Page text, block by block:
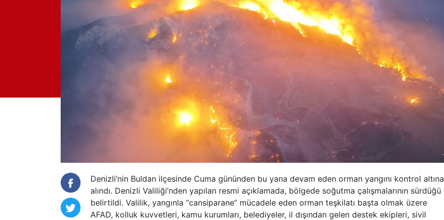
Denizli’nin Buldan ilçesinde Cuma gününden bu yana devam eden orman yangını kontrol altına
alındı. Denizli Valiliği’nden yapılan resmi açıklamada, bölgede soğutma çalışmalarının sürdüğü
belirtildi. Valilik, yangınla “cansiparane” mücadele eden orman teşkilatı başta olmak üzere
AFAD, kolluk kuvvetleri, kamu kurumları, belediyeler, il dışından gelen destek ekipleri, sivil